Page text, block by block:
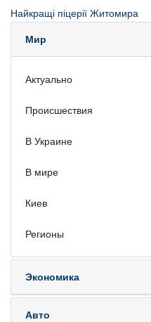
Найкращі піцерії Житомира
Мир
Актуально
Происшествия
В Украине
В мире
Киев
Регионы
Экономика
Авто